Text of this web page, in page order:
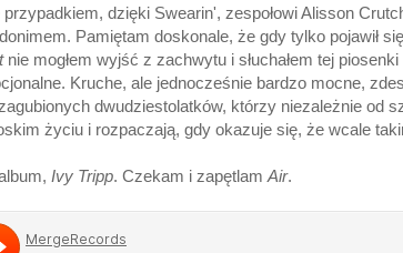
dzięki Swearin', zespołowi Alisson
Pamiętam doskonale, że gdy tylko pojawił
nie mogłem wyjść z zachwytu i słuchałem tej
Kruche, ale jednocześnie bardzo mocne,
zagubionych dwudziestolatków, którzy niezależnie od
życiu i rozpaczają, gdy okazuje się, że wcale
Ivy Tripp. Czekam i zapętlam Air.